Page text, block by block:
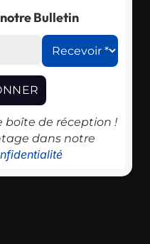
Bulletin
boîte de réception !
dans notre